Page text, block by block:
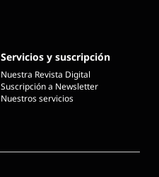
Servicios y suscripción
Nuestra Revista Digital
Suscripción a Newsletter
Nuestros servicios